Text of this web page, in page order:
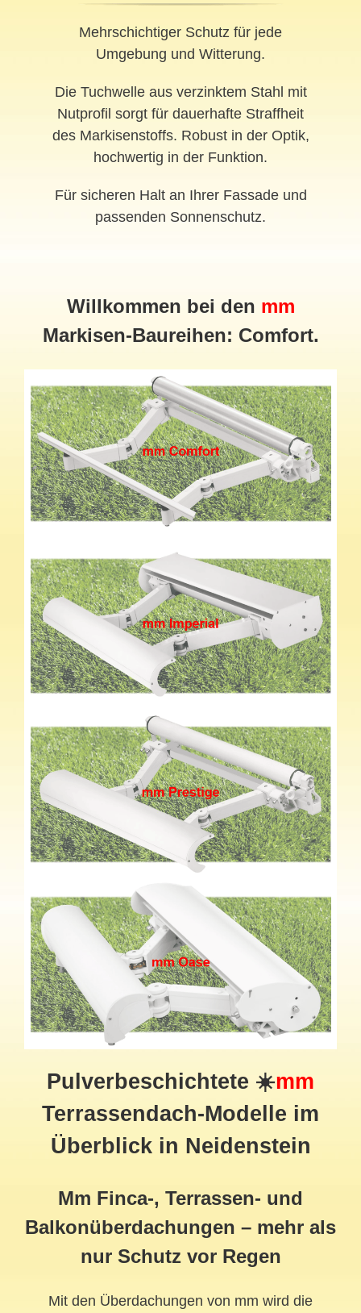
Mehrschichtiger Schutz für jede
Umgebung und Witterung.
Die Tuchwelle aus verzinktem Stahl mit
Nutprofil sorgt für dauerhafte Straffheit
des Markisenstoffs. Robust in der Optik,
hochwertig in der Funktion.
Für sicheren Halt an Ihrer Fassade und
passenden Sonnenschutz.
Willkommen bei den mm
Markisen-Baureihen: Comfort.
Pulverbeschichtete ☀️mm
Terrassendach-Modelle im
Überblick in Neidenstein
Mm Finca-, Terrassen- und
Balkonüberdachungen – mehr als
nur Schutz vor Regen
Mit den Überdachungen von mm wird die